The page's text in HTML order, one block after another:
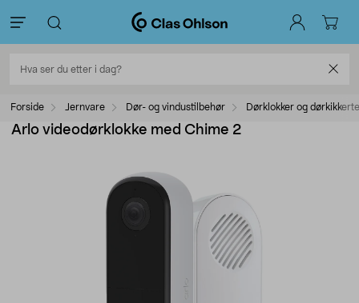
Forside Jernvare Dør- og vindustilbehør Dørklokker og
Arlo videodørklokke med Chime 2